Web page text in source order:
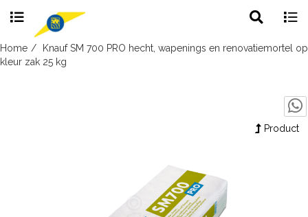
Skip
to
search
Home
Knauf SM 700 PRO hecht, wapenings en renovatiemortel op
kleur zak 25 kg
Product